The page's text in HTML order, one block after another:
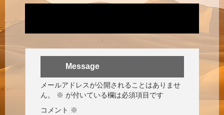
Message
メールアドレスが公開されることはありませ
ん。
※ が付いている欄は必須項目です
コメント ※